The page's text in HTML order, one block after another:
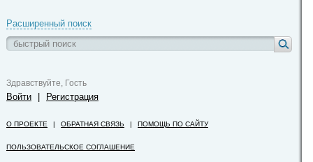
Расширенный поиск
Здравствуйте, Гость
Войти Регистрация
О ПРОЕКТЕ | ОБРАТНАЯ СВЯЗЬ | ПОМОЩЬ ПО САЙТУ
ПОЛЬЗОВАТЕЛЬСКОЕ СОГЛАШЕНИЕ